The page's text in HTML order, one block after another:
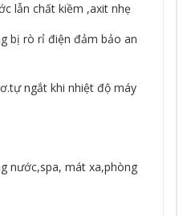
lẫn chất kiềm ,axit nhẹ
bị rò rỉ điện đảm bảo an
ngắt khi nhiệt độ máy
nước,spa, mát xa,phòng